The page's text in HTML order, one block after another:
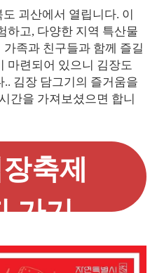
괴산에서 열립니다. 이
하고, 다양한 지역 특산물
족과 친구들과 함께 즐길
마련되어 있으니 김장도
김장 담그기의 즐거움을
간을 가져보셨으면 합니
축제
가기